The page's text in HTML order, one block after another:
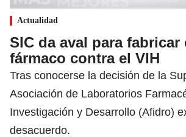
Actualidad
SIC da aval para
fármaco contra el VIH
Tras conocerse la decisión de la
Asociación de Laboratorios
Investigación y Desarrollo (Afidro)
desacuerdo.